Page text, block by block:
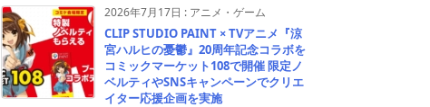
2026年7月17日 : アニメ・ゲーム
CLIP STUDIO PAINT × TVアニメ『涼
宮ハルヒの憂鬱』20周年記念コラボを
コミックマーケット108で開催 限定ノ
ベルティやSNSキャンペーンでクリエ
イター応援企画を実施